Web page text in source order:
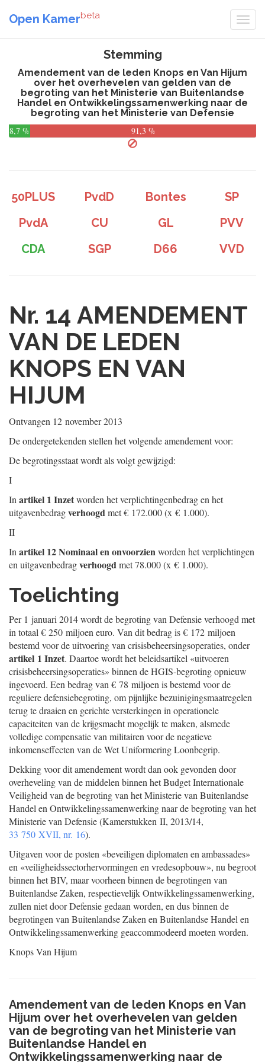
Open Kamerbeta
Stemming
Amendement van de leden Knops en Van Hijum
over het overhevelen van gelden van de
begroting van het Ministerie van Buitenlandse
Handel en Ontwikkelingssamenwerking naar de
begroting van het Ministerie van Defensie
8,7 %
91,3 %
50PLUS PvdD Bontes
SP
PvdA
CU GL
PVV
CDA
SGP D66 VVD
Nr. 14 AMENDEMENT
VAN DE LEDEN
KNOPS EN VAN
HIJUM
Ontvangen 12 november 2013
De ondergetekenden stellen het volgende amendement voor:
De begrotingsstaat wordt als volgt gewijzigd:
I
In artikel 1 Inzetworden het verplichtingenbedrag en het
uitgavenbedragverhoogdmet € 172.000 (x € 1.000).
II
In artikel 12 Nominaal en onvoorzienworden het verplichtingen
en uitgavenbedragverhoogdmet 78.000 (x € 1.000).
Toelichting
Per 1 januari 2014 wordt de begroting van Defensie verhoogd met
in totaal € 250 miljoen euro. Van dit bedrag is € 172 miljoen
bestemd voor de uitvoering van crisisbeheersingsoperaties, onder
artikel 1 Inzet. Daartoe wordt het beleidsartikel «uitvoeren
crisisbeheersingsoperaties» binnen de HGIS-begroting opnieuw
ingevoerd. Een bedrag van € 78 miljoen is bestemd voor de
reguliere defensiebegroting, om pijnlijke bezuinigingsmaatregelen
terug te draaien en gerichte versterkingen in operationele
capaciteiten van de krijgsmacht mogelijk te maken, alsmede
volledige compensatie van militairen voor de negatieve
inkomenseffecten van de Wet Uniformering Loonbegrip.
Dekking voor dit amendement wordt dan ook gevonden door
overheveling van de middelen binnen het Budget Internationale
Veiligheid van de begroting van het Ministerie van Buitenlandse
Handel en Ontwikkelingssamenwerking naar de begroting van het
Ministerie van Defensie (Kamerstukken II, 2013/14,
33 750 XVII, nr. 16).
Uitgaven voor de posten «beveiligen diplomaten en ambassades»
en «veiligheidssectorhervormingen en vredesopbouw», nu begroot
binnen het BIV, maar voorheen binnen de begrotingen van
Buitenlandse Zaken, respectievelijk Ontwikkelingssamenwerking,
zullen niet door Defensie gedaan worden, en dus binnen de
begrotingen van Buitenlandse Zaken en Buitenlandse Handel en
Ontwikkelingssamenwerking geaccommodeerd moeten worden.
KnopsVan Hijum
Amendement van de leden Knops en Van
Hijum over het overhevelen van gelden
van de begroting van het Ministerie van
Buitenlandse Handel en
Ontwikkelingssamenwerking naar de